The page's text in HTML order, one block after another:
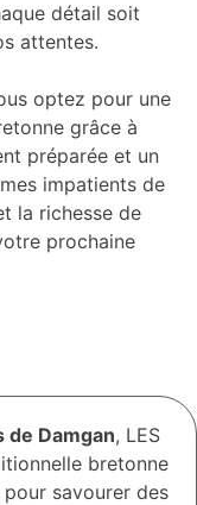
détail soit
attentes.
optez pour une
grâce à
préparée et un
impatients de
la richesse de
prochaine
Damgan, LES
bretonne
savourer des